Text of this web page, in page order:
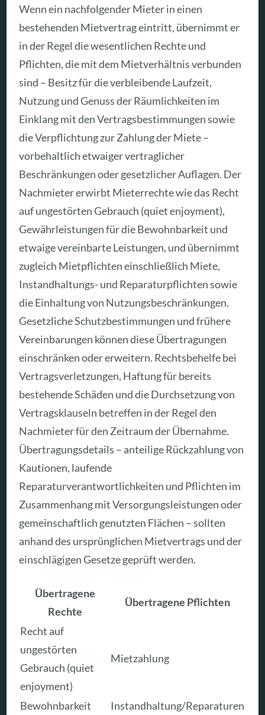
Wenn ein nachfolgender Mieter in einen
bestehenden Mietvertrag eintritt, übernimmt er
in der Regel die wesentlichen Rechte und
Pflichten, die mit dem Mietverhältnis verbunden
sind – Besitz für die verbleibende Laufzeit,
Nutzung und Genuss der Räumlichkeiten im
Einklang mit den Vertragsbestimmungen sowie
die Verpflichtung zur Zahlung der Miete –
vorbehaltlich etwaiger vertraglicher
Beschränkungen oder gesetzlicher Auflagen. Der
Nachmieter erwirbt Mieterrechte wie das Recht
auf ungestörten Gebrauch (quiet enjoyment),
Gewährleistungen für die Bewohnbarkeit und
etwaige vereinbarte Leistungen, und übernimmt
zugleich Mietpflichten einschließlich Miete,
Instandhaltungs- und Reparaturpflichten sowie
die Einhaltung von Nutzungsbeschränkungen.
Gesetzliche Schutzbestimmungen und frühere
Vereinbarungen können diese Übertragungen
einschränken oder erweitern. Rechtsbehelfe bei
Vertragsverletzungen, Haftung für bereits
bestehende Schäden und die Durchsetzung von
Vertragsklauseln betreffen in der Regel den
Nachmieter für den Zeitraum der Übernahme.
Übertragungsdetails – anteilige Rückzahlung von
Kautionen, laufende
Reparaturverantwortlichkeiten und Pflichten im
Zusammenhang mit Versorgungsleistungen oder
gemeinschaftlich genutzten Flächen – sollten
anhand des ursprünglichen Mietvertrags und der
einschlägigen Gesetze geprüft werden.
Übertragene
Rechte
Übertragene Pflichten
Recht auf
ungestörten
Gebrauch (quiet
enjoyment)
Mietzahlung
Bewohnbarkeit Instandhaltung/Reparaturen